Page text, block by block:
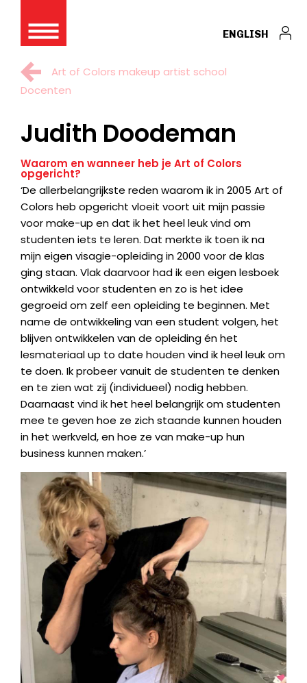
ENGLISH
Art of Colors makeup artist school
Docenten
Judith Doodeman
Waarom en wanneer heb je Art of Colors
opgericht?
‘De allerbelangrijkste reden waarom ik in 2005 Art of
Colors heb opgericht vloeit voort uit mijn passie
voor make-up en dat ik het heel leuk vind om
studenten iets te leren. Dat merkte ik toen ik na
mijn eigen visagie-opleiding in 2000 voor de klas
ging staan. Vlak daarvoor had ik een eigen lesboek
ontwikkeld voor studenten en zo is het idee
gegroeid om zelf een opleiding te beginnen. Met
name de ontwikkeling van een student volgen, het
blijven ontwikkelen van de opleiding én het
lesmateriaal up to date houden vind ik heel leuk om
te doen. Ik probeer vanuit de studenten te denken
en te zien wat zij (individueel) nodig hebben.
Daarnaast vind ik het heel belangrijk om studenten
mee te geven hoe ze zich staande kunnen houden
in het werkveld, en hoe ze van make-up hun
business kunnen maken.’